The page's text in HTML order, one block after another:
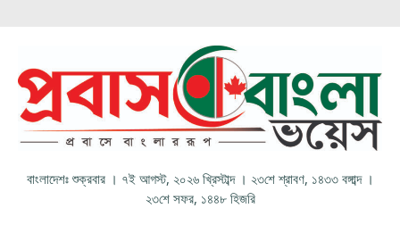
বাংলাদেশঃ শুক্রবার। ৭ই আগস্ট, ২০২৬ খ্রিস্টাব্দ। ২৩শে শ্রাবণ, ১৪৩৩ বঙ্গাব্দ।
২৩শে সফর, ১৪৪৮ হিজরি